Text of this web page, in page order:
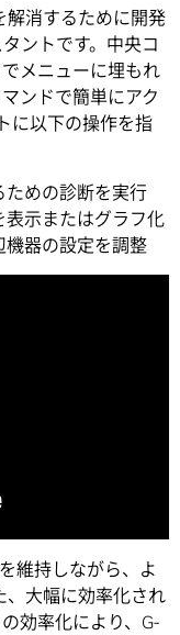
解消するために開発
ントです。中央コ
メニューに埋もれ
ンドで簡単にアク
に以下の操作を指
ための診断を実行
表示またはグラフ化
機器の設定を調整
維持しながら、よ
、大幅に効率化され
効率化により、G-